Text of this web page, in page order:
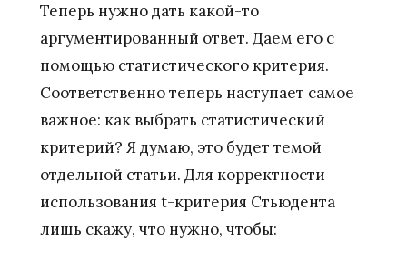
Теперь нужно дать какой-то
аргументированный ответ. Даем его с
помощью статистического критерия.
Соответственно теперь наступает самое
важное: как выбрать статистический
критерий? Я думаю, это будет темой
отдельной статьи. Для корректности
использования t-критерия Стьюдента
лишь скажу, что нужно, чтобы: